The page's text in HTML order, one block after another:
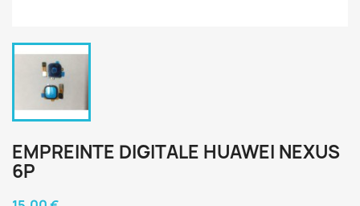
EMPREINTE DIGITALE HUAWEI NEXUS
6P